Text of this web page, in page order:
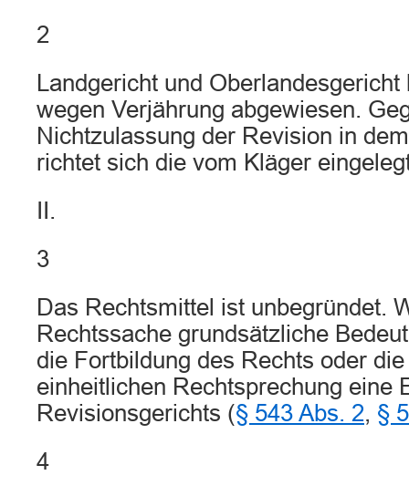
2
Landgericht und Oberlandesgericht
wegen Verjährung abgewiesen.
Nichtzulassung der Revision in
richtet sich die vom Kläger
II.
3
Das Rechtsmittel ist unbegründet.
Rechtssache grundsätzliche
die Fortbildung des Rechts oder
einheitlichen Rechtsprechung eine
Revisionsgerichts (§ 543 Abs. 2, §
4